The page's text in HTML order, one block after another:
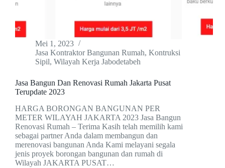
Mei 1, 2023
Jasa Kontraktor Bangunan Rumah, Kontruksi
Sipil, Wilayah Kerja Jabodetabeh
Jasa Bangun Dan Renovasi Rumah Jakarta Pusat
Terupdate 2023
HARGA BORONGAN BANGUNAN PER
METER WILAYAH JAKARTA 2023 Jasa Bangun
Renovasi Rumah – Terima Kasih telah memilih kami
sebagai partner Anda dalam membangun dan
merenovasi bangunan Anda Kami melayani segala
jenis proyek borongan bangunan dan rumah di
Wilayah JAKARTA PUSAT…